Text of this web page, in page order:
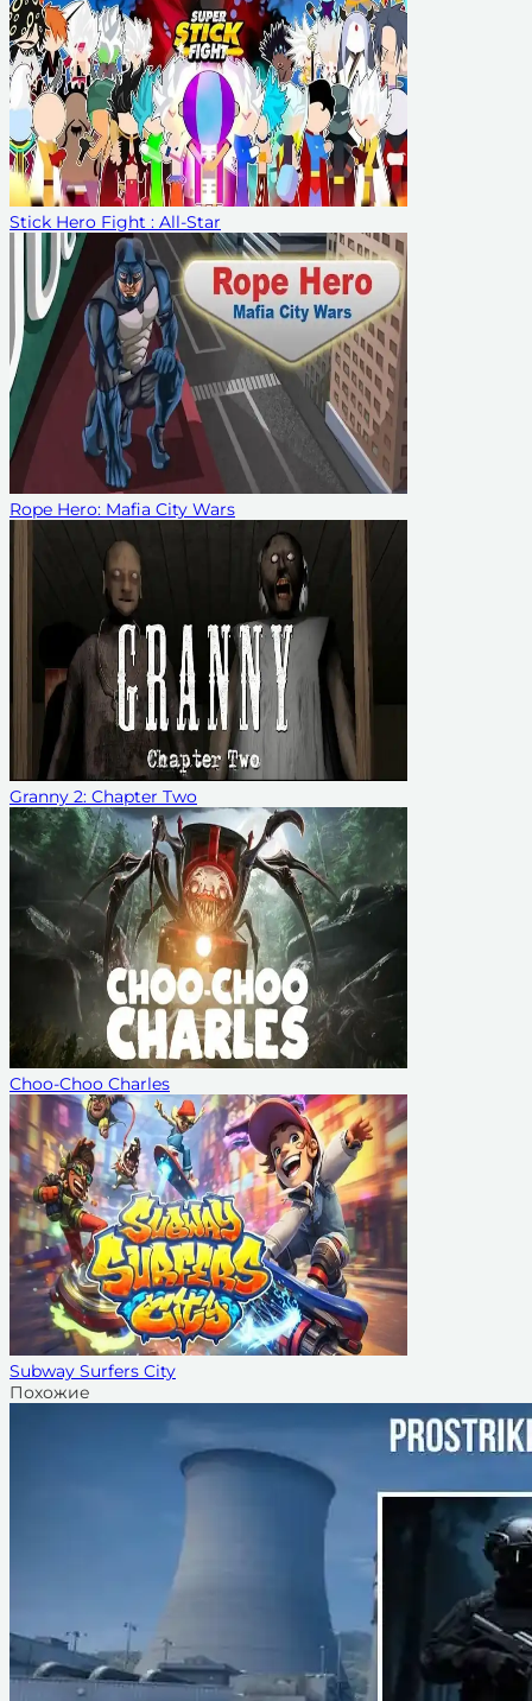
Stick Hero Fight : All-Star
Rope Hero: Mafia City Wars
Granny 2: Chapter Two
Choo-Choo Charles
Subway Surfers City
Похожие